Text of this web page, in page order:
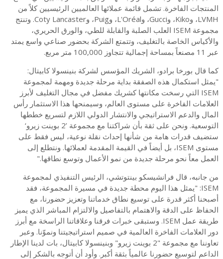
المنتجات الفاخرة. تشمل قائمة عملائها العالميين الرئيسيين كلاً من
LVMH، وKiko، وGucci، وL'Oréal، وPuig، وCoty Lancaster. وتنتج
مجموعة ISEM العلب الصلبة والقابلة للطي، والورق الحريري،
والأكياس الخاصة بالتغليف، وتتمتع الشركة بحضور صناعي واسع يمتد
عبر 11 مصنعاً بمساحة إجمالية تتجاوز 100,000 متر مربع.
كما قال بورخا برادو، الشريك المؤسس لشركة بنينسولا كابيتال:
"يمثل استكمال هذه الصفقة بداية مرحلة جديدة ومهمة لمجموعة
ISEM التي رسخت مكانتها كشريك مفضل في مجال التغليف لأبرز
العلامات الفاخرة على مستوى العالم، وسيمنحها هذا الاستثمار رأس
المال والدعم الاستراتيجي والانتشار الدولي اللازم لتسريع خططها
التوسعية. ونحن على ثقة بأن شراكتنا مع مجموعة ’2 بوينت زيرو‘
ستضيف قدرات هامة من شأنها إحداث نقلة نوعية، ليس فقط على
مستوى ISEM، بل أيضاً في القيمة المقدمة لعملائها. ونتطلع إلى
العمل معاً نحو مرحلة جديدة من نمو الأعمال وتوسع نطاقها."
من جانبه، قال فرانشيسكو بينتوتشي، الرئيس التنفيذي لمجموعة
ISEM: "يمثل هذا اليوم محطة جديدة في مسيرة المجموعة، فقد
أصبحنا أكثر قدرة على توسيع نطاق خدماتنا وتعزيز حضورنا، مع
الحفاظ على الدقة والاهتمام بالتفاصيل والالتزام المباشر الذي يميز
طريقة عمل ISEM. وستبقى خبرات فرقنا وعلاقاتنا الراسخة مع أبرز
دور العلامات الفاخرة العالمية في صميم استراتيجيتنا ونموّنا. وعبر
تعاوننا مع مجموعة "2 بوينت زيرو" وبنينسولا كابيتال، بات لدينا الإطار
الداعم لتوسيع حضورنا عالمياً بثقة أكبر. وأود أن أتوجه بالشكر إلى